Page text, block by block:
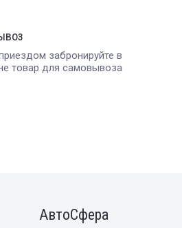
забронируйте в
товар для самовывоза
АвтоСфера